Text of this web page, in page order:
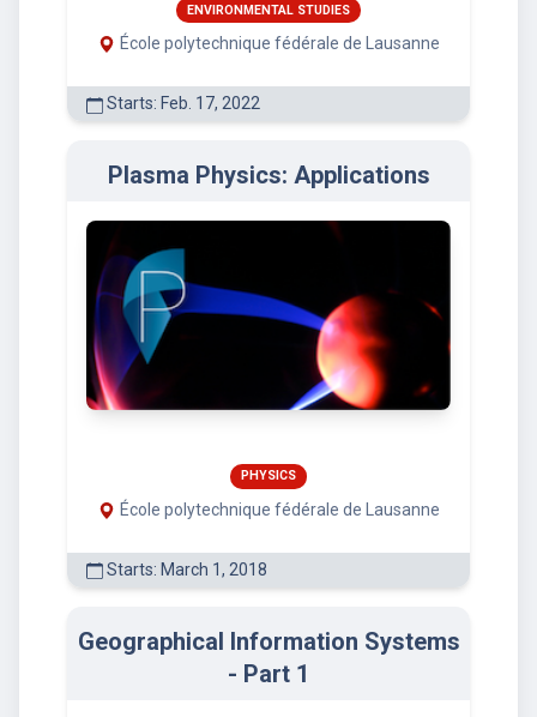
ENVIRONMENTAL STUDIES
École polytechnique fédérale de Lausanne
Starts: Feb. 17, 2022
Plasma Physics: Applications
PHYSICS
École polytechnique fédérale de Lausanne
Starts: March 1, 2018
Geographical Information Systems
- Part 1